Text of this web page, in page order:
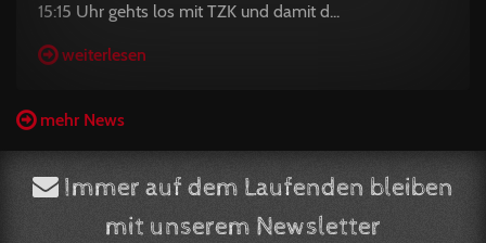
15:15 Uhr gehts los mit TZK und damit d...
weiterlesen
mehr News
Immer auf dem Laufenden bleiben
mit unserem Newsletter